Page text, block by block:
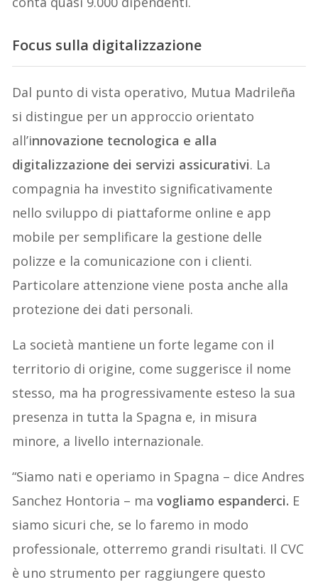
Focus sulla digitalizzazione
Dal punto di vista operativo, Mutua Madrileña
si distingue per un approccio orientato
all’innovazione tecnologica e alla
digitalizzazione dei servizi assicurativi. La
compagnia ha investito significativamente
nello sviluppo di piattaforme online e app
mobile per semplificare la gestione delle
polizze e la comunicazione con i clienti.
Particolare attenzione viene posta anche alla
protezione dei dati personali.
La società mantiene un forte legame con il
territorio di origine, come suggerisce il nome
stesso, ma ha progressivamente esteso la sua
presenza in tutta la Spagna e, in misura
minore, a livello internazionale.
“Siamo nati e operiamo in Spagna – dice Andres
Sanchez Hontoria – mavogliamo espanderci. E
siamo sicuri che, se lo faremo in modo
professionale, otterremo grandi risultati. Il CVC
è uno strumento per raggiungere questo